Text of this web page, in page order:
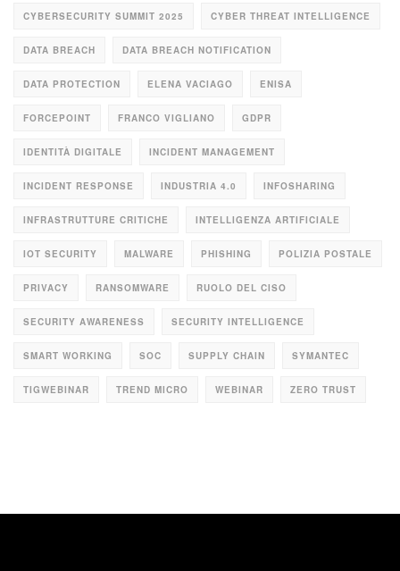
CYBERSECURITY SUMMIT 2025 CYBER THREAT INTELLIGENCE
DATA BREACH DATA BREACH NOTIFICATION
DATA PROTECTION ELENA VACIAGO ENISA
FORCEPOINT FRANCO VIGLIANO GDPR
IDENTITÀ DIGITALE INCIDENT MANAGEMENT
INCIDENT RESPONSE INDUSTRIA 4.0 INFOSHARING
INFRASTRUTTURE CRITICHE INTELLIGENZA ARTIFICIALE
IOT SECURITY MALWARE PHISHING POLIZIA POSTALE
PRIVACY RANSOMWARE RUOLO DEL CISO
SECURITY AWARENESS SECURITY INTELLIGENCE
SMART WORKING SOC SUPPLY CHAIN SYMANTEC
TIGWEBINAR TREND MICRO WEBINAR ZERO TRUST